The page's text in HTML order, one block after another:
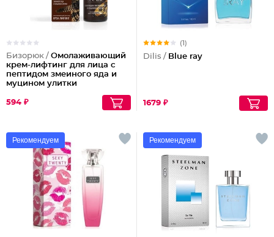
Бизорюк / Омолаживающий
крем-лифтинг для лица с
пептидом змеиного яда и
муцином улитки
594 ₽
(1)
Dilis / Blue ray
1679 ₽
Рекомендуем Рекомендуем